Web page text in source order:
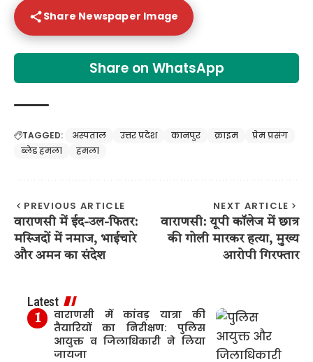
Share Newspaper Image
Share on WhatsApp
TAGGED: अस्पताल उत्तर प्रदेश कानपुर क्राइम
प्रेम प्रसंग
ब्लेड हमला
हमला
PREVIOUS ARTICLE
वाराणसी में ईद-उल-फितर:
मस्जिदों में नमाज, भाईचारे
और अमन का संदेश
NEXT ARTICLE
वाराणसी: यूपी कॉलेज में छात्र
की गोली मारकर हत्या, मुख्य
आरोपी गिरफ्तार
Latest
वाराणसी में कांवड़ यात्रा की
तैयारियों का निरीक्षण: पुलिस
आयुक्त व जिलाधिकारी ने लिया
जायजा